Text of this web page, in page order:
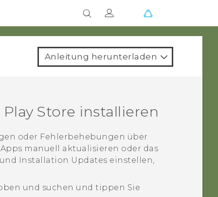
Anleitung herunterladen
Store installieren
oder Fehlerbehebungen über
manuell aktualisieren oder das
Installation Updates einstellen,
und suchen und tippen Sie